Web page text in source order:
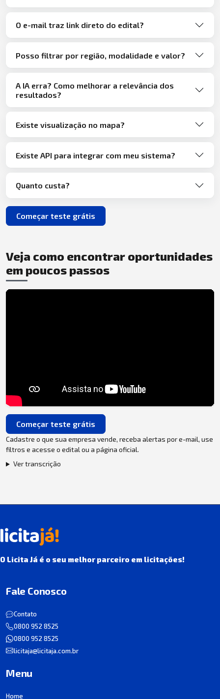
O e-mail traz link direto do edital?
Posso filtrar por região, modalidade e valor?
A IA erra? Como melhorar a relevância dos
resultados?
Existe visualização no mapa?
Existe API para integrar com meu sistema?
Quanto custa?
Começar teste grátis
Veja como encontrar oportunidades
em poucos passos
Começar teste grátis
Cadastre o que sua empresa vende, receba alertas por e-mail, use
filtros e acesse o edital ou a página oficial.
Ver transcrição
O Licita Já é o seu melhor parceiro em licitações!
Fale Conosco
Contato
0800 952 8525
0800 952 8525
licitaja@licitaja.com.br
Menu
Home